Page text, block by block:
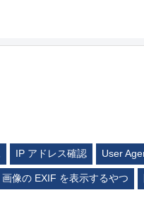
IP アドレス確認 User
画像の EXIF を表示するやつ